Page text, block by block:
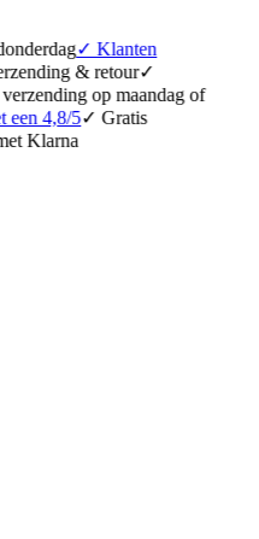
Klanten
retour✓
maandag of
Gratis